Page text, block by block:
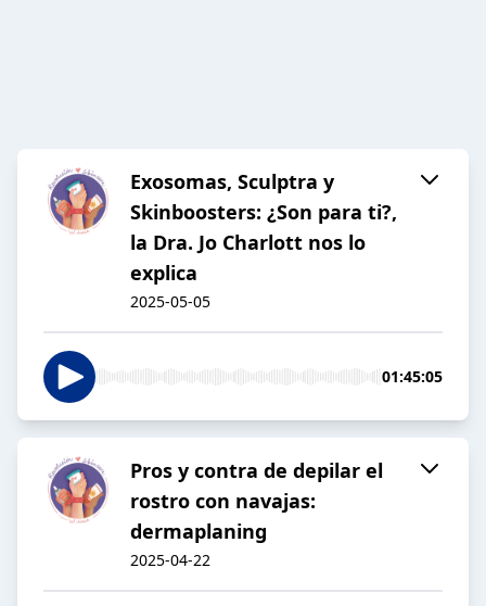
Exosomas, Sculptra y
Skinboosters: ¿Son para ti?,
la Dra. Jo Charlott nos lo
explica
2025-05-05
01:45:05
Pros y contra de depilar el
rostro con navajas:
dermaplaning
2025-04-22